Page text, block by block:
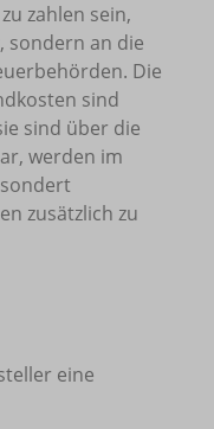
zahlen sein,
sondern an die
Die
sind
sind über die
werden im
zusätzlich zu
eine